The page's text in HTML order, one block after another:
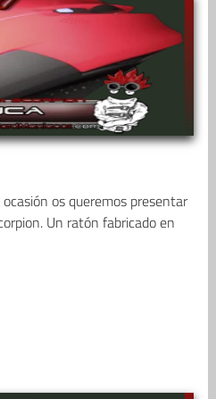
os queremos presentar
Un ratón fabricado en